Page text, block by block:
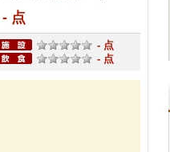
- 点
- 点
- 点